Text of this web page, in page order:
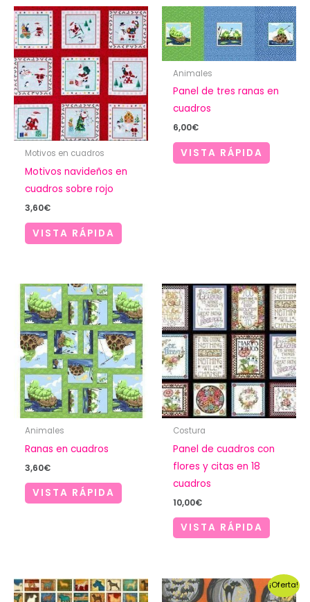
Motivos en cuadros
Motivos navideños en
cuadros sobre rojo
3,60€
VISTA RÁPIDA
Animales
Panel de tres ranas en
cuadros
6,00€
VISTA RÁPIDA
Animales
Ranas en cuadros
3,60€
VISTA RÁPIDA
Costura
Panel de cuadros con
flores y citas en 18
cuadros
10,00€
VISTA RÁPIDA
¡Oferta!